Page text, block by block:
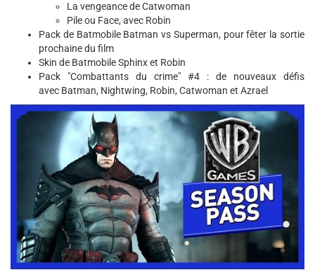
La vengeance de Catwoman
Pile ou Face, avec Robin
Pack de Batmobile Batman vs Superman, pour fêter la sortie
prochaine du film
Skin de Batmobile Sphinx et Robin
Pack "Combattants du crime" #4 : de nouveaux défis
avec Batman, Nightwing, Robin, Catwoman et Azrael